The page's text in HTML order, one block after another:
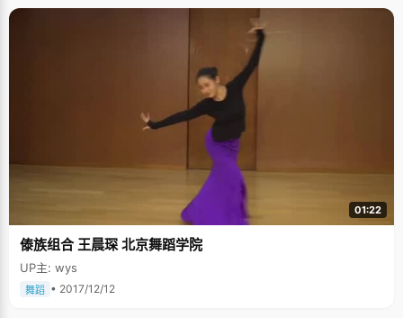
01:22
傣族组合 王晨琛 北京舞蹈学院
UP主: wys
舞蹈 • 2017/12/12